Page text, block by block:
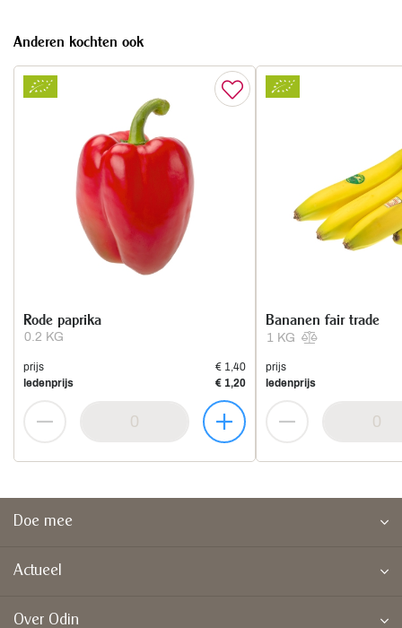
Anderen kochten ook
0.2 KG
Rode paprika
prijs
€ 1,40
ledenprijs
€ 1,20
1 KG
Bananen fair trade
prijs
ledenprijs
Doe mee
Actueel
Over Odin